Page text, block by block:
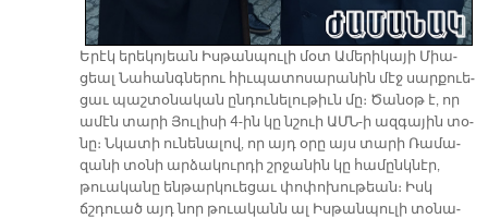
Ե­րէկ ե­րե­կո­յեան Իս­թան­պու­լի մօտ Ա­մե­րի­կա­յի Միա­
ցեալ Նա­հանգ­նե­րու հիւ­պա­տո­սա­րա­նին մէջ սար­քուե­
ցաւ պաշ­տօ­նա­կան ըն­դու­նե­լու­թիւն մը։ Ծա­նօթ է, որ
ա­մէն տա­րի Յու­լի­սի 4-ին կը նշուի ԱՄՆ-ի ազ­գա­յին տօ­
նը։ Նկա­տի ու­նե­նա­լով, որ այդ օ­րը այս տա­րի Ռա­մա­
զա­նի տօ­նի ար­ձա­կուր­դի շրջա­նին կը հա­մընկ­նէր,
թուա­կա­նը են­թար­կուե­ցաւ փո­փո­խու­թեան։ Իսկ
ճշդուած այդ նոր թուա­կանն ալ Իս­թան­պու­լի տօ­նա­